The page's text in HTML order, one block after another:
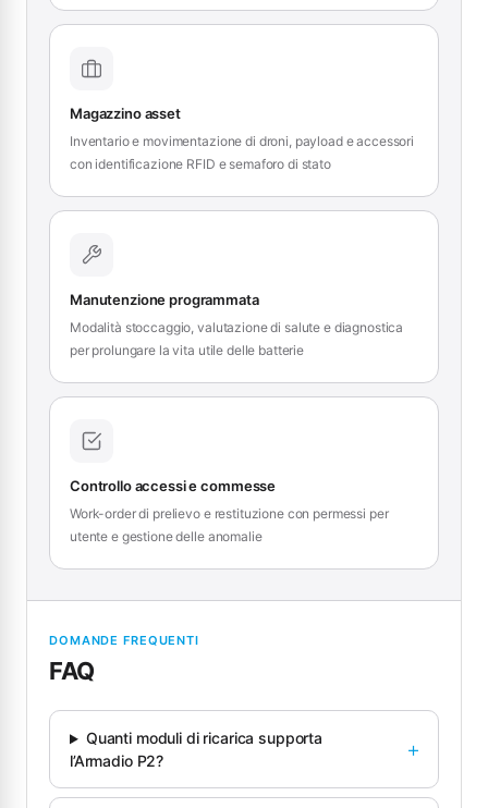
Magazzino asset
Inventario e movimentazione di droni, payload e accessori
con identificazione RFID e semaforo di stato
Manutenzione programmata
Modalità stoccaggio, valutazione di salute e diagnostica
per prolungare la vita utile delle batterie
Controllo accessi e commesse
Work-order di prelievo e restituzione con permessi per
utente e gestione delle anomalie
DOMANDE FREQUENTI
FAQ
Quanti moduli di ricarica supporta
l’Armadio P2?